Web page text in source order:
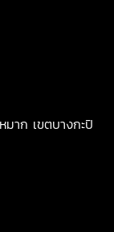
มาก เขตบางกะปิ